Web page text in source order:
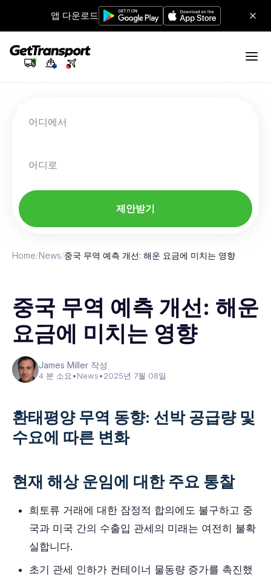
앱 다운로드
어디에서
어디로
제안받기
Home/News/중국 무역 예측 개선: 해운 요금에 미치는 영향
중국 무역 예측 개선: 해운
요금에 미치는 영향
James Miller 작성
4 분 소요 •News•2025년 7월 08일
환태평양 무역 동향: 선박 공급량 및
수요에 따른 변화
현재 해상 운임에 대한 주요 통찰
희토류 거래에 대한 잠정적 합의에도 불구하고 중
국과 미국 간의 수출입 관세의 미래는 여전히 불확
실합니다.
초기 관세 인하가 컨테이너 물동량 증가를 촉진했